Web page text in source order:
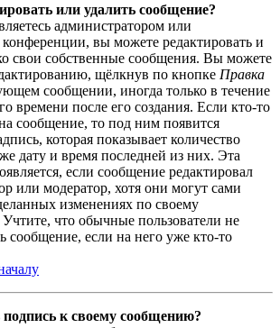
или удалить сообщение?
администратором или
вы можете редактировать и
свои собственные сообщения. Вы можете
щёлкнув по кнопке Правка
сообщении, иногда только в течение
времени после его создания. Если кто-то
сообщение, то под ним появится
которая показывает количество
дату и время последней из них. Эта
если сообщение редактировал
или модератор, хотя они могут сами
изменениях по своему
что обычные пользователи не
сообщение, если на него уже кто-то
к своему сообщению?